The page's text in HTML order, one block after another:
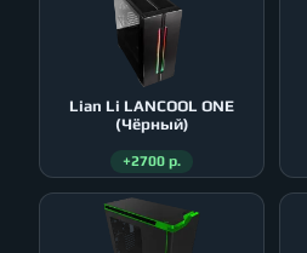
Lian Li LANCOOL ONE
(Чёрный)
+2700 р.